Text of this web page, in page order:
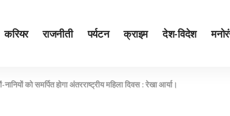
करियर राजनीती पर्यटन क्राइम देश-विदेश
नानियों को समर्पित होगा अंतरराष्ट्रीय महिला दिवस : रेखा आर्या।